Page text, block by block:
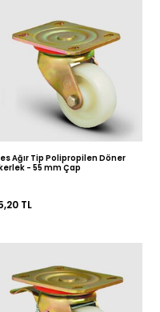
Zet Polipropilen Sabit
mm Çap (Ağır Tip)
Taşıma Kapasitesi 100 kg
Yerden Yükseklik 84 mm
142,12 TL